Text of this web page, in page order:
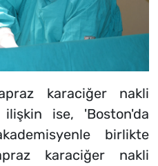
karaciğer nakli
ise, 'Boston'da
birlikte
karaciğer nakli